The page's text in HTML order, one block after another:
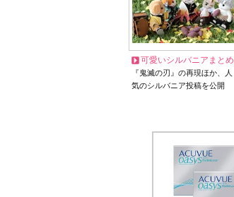
可愛いシルバニアまとめ
『鬼滅の刃』の再現ほか、人
気のシルバニア投稿を公開